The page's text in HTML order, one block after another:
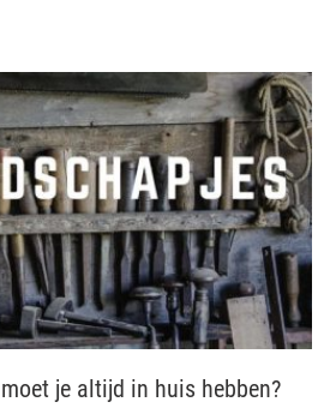
je altijd in huis hebben?